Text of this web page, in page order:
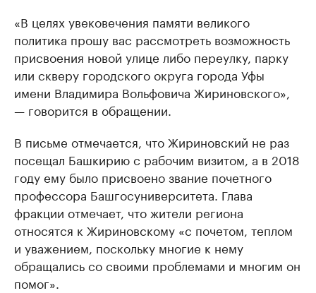
«В целях увековечения памяти великого
политика прошу вас рассмотреть возможность
присвоения новой улице либо переулку, парку
или скверу городского округа города Уфы
имени Владимира Вольфовича Жириновского»,
— говорится в обращении.
В письме отмечается, что Жириновский не раз
посещал Башкирию с рабочим визитом, а в 2018
году ему было присвоено звание почетного
профессора Башгосуниверситета. Глава
фракции отмечает, что жители региона
относятся к Жириновскому «с почетом, теплом
и уважением, поскольку многие к нему
обращались со своими проблемами и многим он
помог».